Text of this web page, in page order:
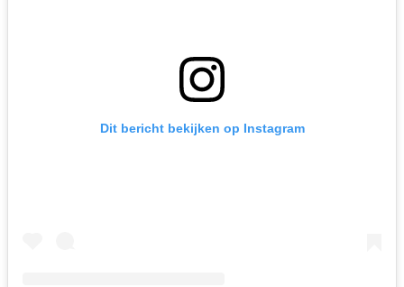
Dit bericht bekijken op Instagram